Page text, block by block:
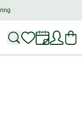
jaar ervaring